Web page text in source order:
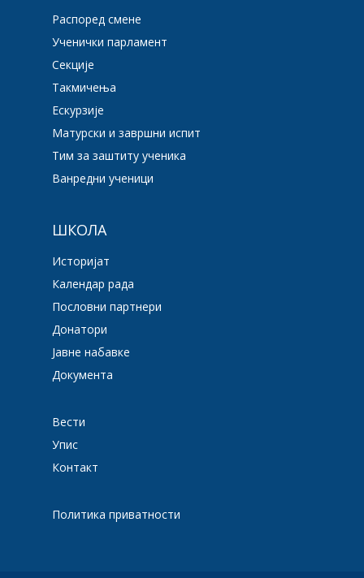
Распоред смене
Ученички парламент
Секције
Такмичења
Ескурзије
Матурски и завршни испит
Тим за заштиту ученика
Ванредни ученици
ШКОЛА
Историјат
Календар рада
Пословни партнери
Донатори
Јавне набавке
Документа
Вести
Упис
Контакт
Политика приватности